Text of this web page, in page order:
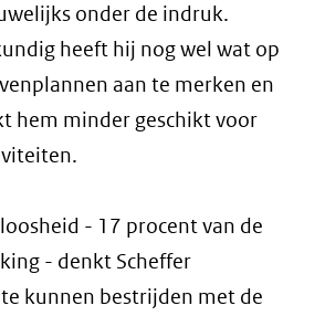
onder de indruk.
heeft hij nog wel wat op
aan te merken en
hem minder geschikt voor
- 17 procent van de
- denkt Scheffer
kunnen bestrijden met de